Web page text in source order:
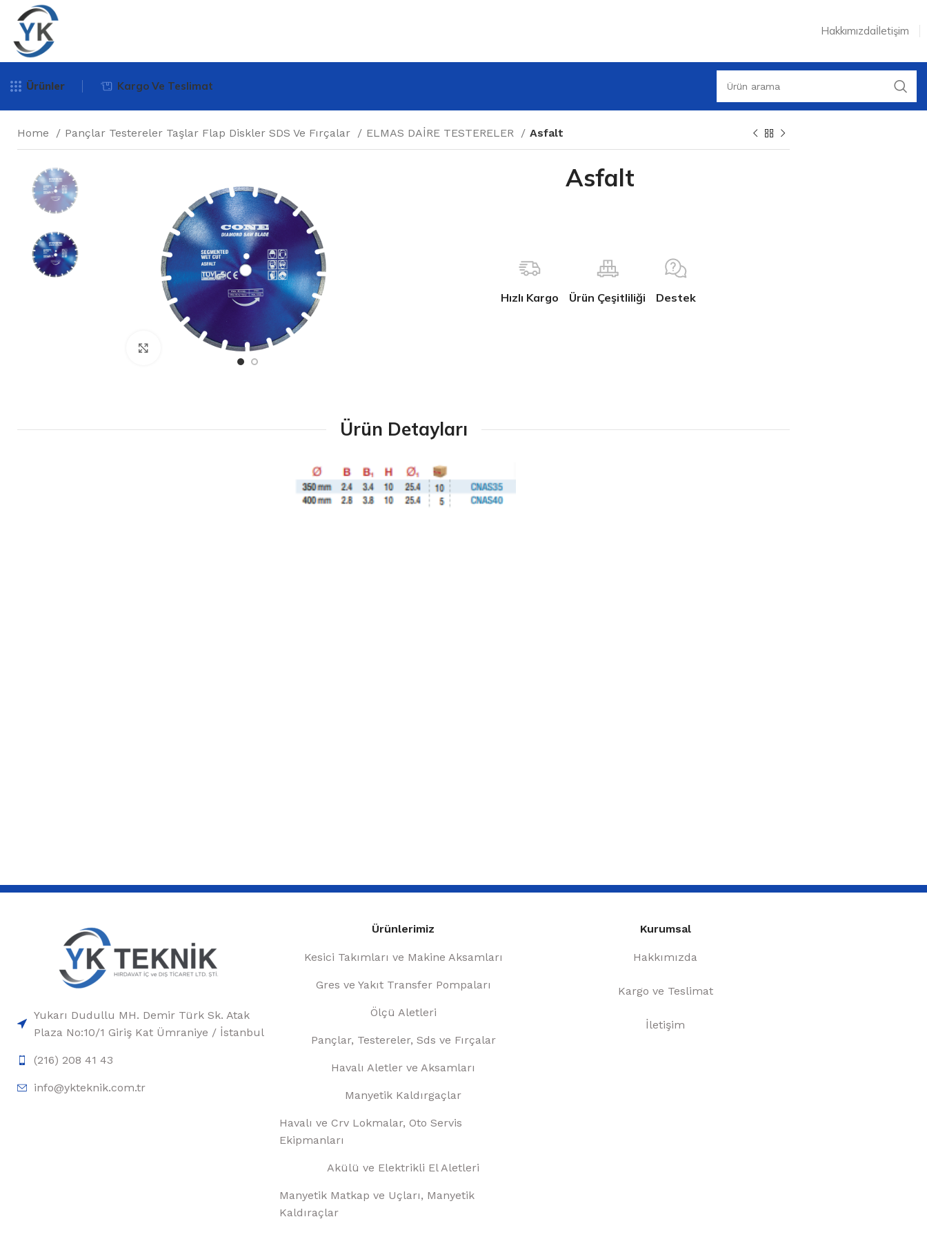
Hakkımızdaİletişim
Ürünler Kargo Ve Teslimat
Home Pançlar Testereler Taşlar Flap Diskler SDS Ve Fırçalar ELMAS DAİRE TESTERELER Asfalt
Büyütmek için tıklayın
Asfalt
Hızlı Kargo Ürün Çeşitliliği Destek
Ürün Detayları
Yukarı Dudullu MH. Demir Türk Sk. Atak
Plaza No:10/1 Giriş Kat Ümraniye / İstanbul
(216) 208 41 43
info@ykteknik.com.tr
Ürünlerimiz
Kesici Takımları ve Makine Aksamları
Gres ve Yakıt Transfer Pompaları
Ölçü Aletleri
Pançlar, Testereler, Sds ve Fırçalar
Havalı Aletler ve Aksamları
Manyetik Kaldırgaçlar
Havalı ve Crv Lokmalar, Oto Servis
Ekipmanları
Akülü ve Elektrikli El Aletleri
Manyetik Matkap ve Uçları, Manyetik
Kaldıraçlar
Kurumsal
Hakkımızda
Kargo ve Teslimat
İletişim